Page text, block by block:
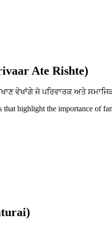
Ate Rishte)
ਵੇਖਾਂਗੇ ਜੋ ਪਰਿਵਾਰਕ ਅਤੇ
highlight the importance of